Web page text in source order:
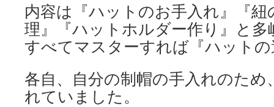
内容は『ハットのお手入れ』『
理』『ハットホルダー作り』と
すべてマスターすれば『ハット
各自、自分の制帽の手入れのた
れていました。